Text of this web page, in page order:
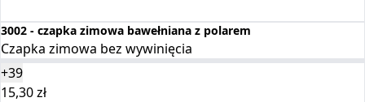
3002 - czapka zimowa bawełniana z polarem
Czapka zimowa bez wywinięcia
+39
15,30zł